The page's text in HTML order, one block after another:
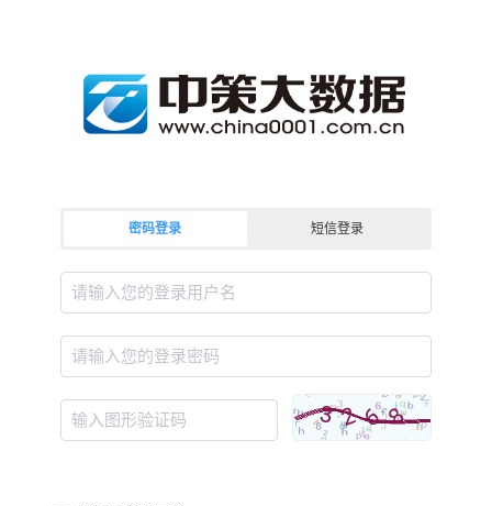
密码登录 短信登录
请输入您的登录用户名
请输入您的登录密码
输入图形验证码